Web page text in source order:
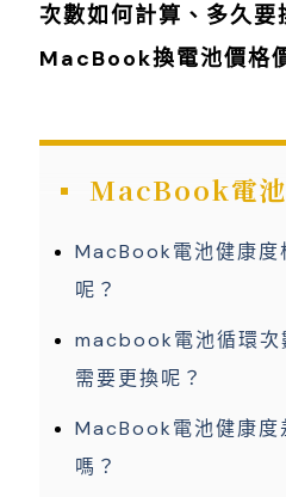
次數如何計算、多久要
MacBook換電池價格
MacBook電
MacBook電池健康度
呢？
macbook電池循環次
需要更換呢？
MacBook電池健康度
嗎？